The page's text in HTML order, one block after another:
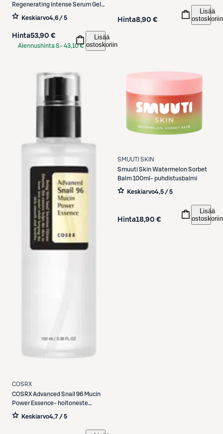
Regenerating Intense Serum Gel
28 tehoseerumi 30 ml
Keskiarvo4,6 / 5
Hinta53,90 €
Alennushinta S-43,10 €
Lisää
ostoskoriin
Hinta8,90 €
Lisää
ostoskoriin
COSRX
COSRXAdvanced Snail 96 Mucin
Power Essence- hoitoneste
100ml
Keskiarvo4,7 / 5
SMUUTI SKIN
Smuuti SkinWatermelon Sorbet
Balm 100ml- puhdistusbalmi
Keskiarvo4,5 / 5
Hinta18,90 €
Lisää
ostoskoriin